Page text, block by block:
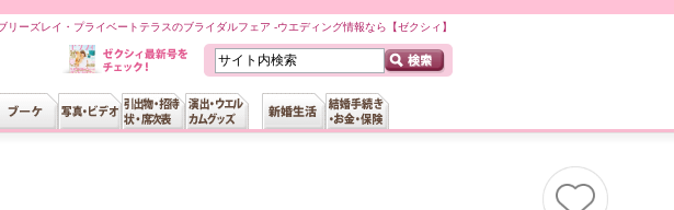
リーズレイ・プライベートテラスのブライダルフェア -ウエディング情報なら【ゼクシィ】